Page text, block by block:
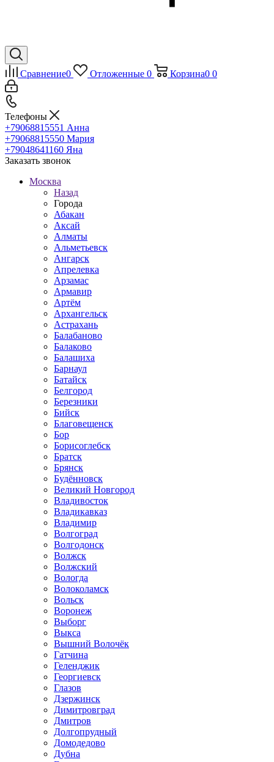
Сравнение0 Отложенные 0 Корзина0 0
Телефоны
+79068815551 Анна
+79068815550 Мария
+79048641160 Яна
Заказать звонок
Москва
Назад
Города
Абакан
Аксай
Алматы
Альметьевск
Ангарск
Апрелевка
Арзамас
Армавир
Артём
Архангельск
Астрахань
Балабаново
Балаково
Балашиха
Барнаул
Батайск
Белгород
Березники
Бийск
Благовещенск
Бор
Борисоглебск
Братск
Брянск
Будённовск
Великий Новгород
Владивосток
Владикавказ
Владимир
Волгоград
Волгодонск
Волжск
Волжский
Вологда
Волоколамск
Вольск
Воронеж
Выборг
Выкса
Вышний Волочёк
Гатчина
Геленджик
Георгиевск
Глазов
Дзержинск
Димитровград
Дмитров
Долгопрудный
Домодедово
Дубна